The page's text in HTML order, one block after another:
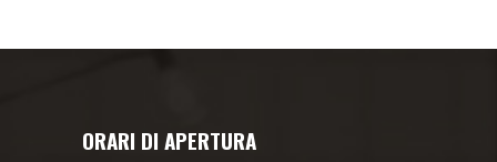
ORARI DI APERTURA